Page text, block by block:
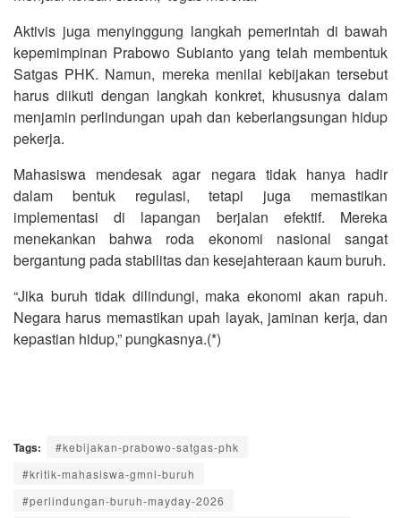
Aktivis juga menyinggung langkah pemerintah di bawah
kepemimpinan Prabowo Subianto yang telah membentuk
Satgas PHK. Namun, mereka menilai kebijakan tersebut
harus diikuti dengan langkah konkret, khususnya dalam
menjamin perlindungan upah dan keberlangsungan hidup
pekerja.
Mahasiswa mendesak agar negara tidak hanya hadir
dalam bentuk regulasi, tetapi juga memastikan
implementasi di lapangan berjalan efektif. Mereka
menekankan bahwa roda ekonomi nasional sangat
bergantung pada stabilitas dan kesejahteraan kaum buruh.
“Jika buruh tidak dilindungi, maka ekonomi akan rapuh.
Negara harus memastikan upah layak, jaminan kerja, dan
kepastian hidup,” pungkasnya.(*)
Tags:
#kebijakan-prabowo-satgas-phk
#kritik-mahasiswa-gmni-buruh
#perlindungan-buruh-mayday-2026